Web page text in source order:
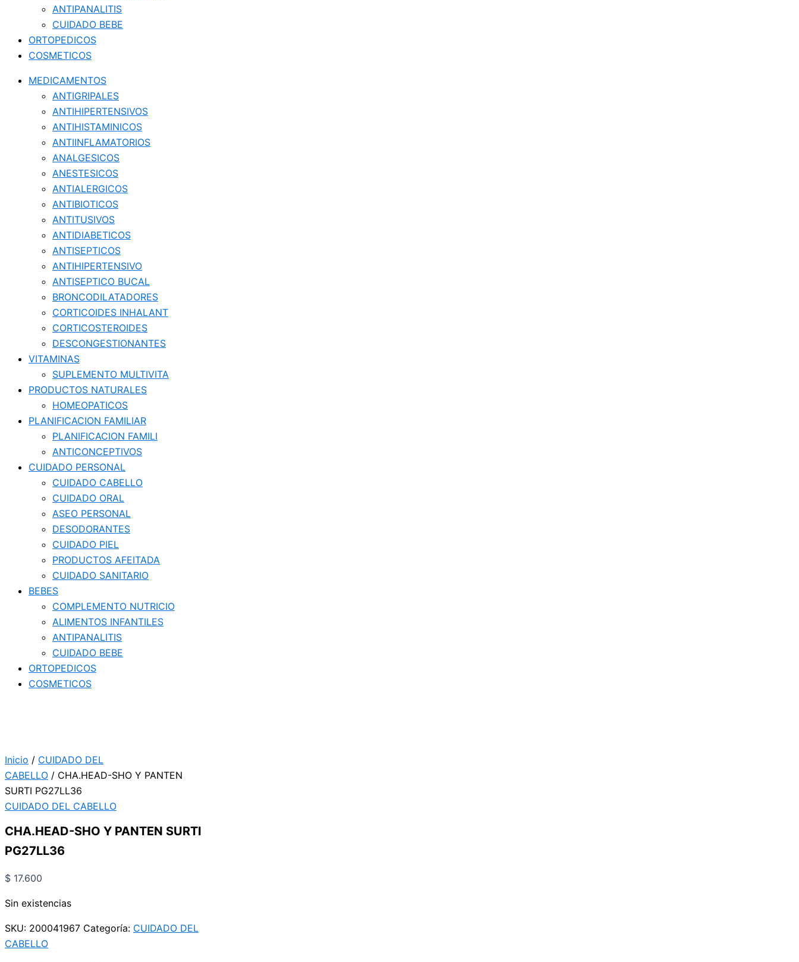
ANTIPANALITIS
CUIDADO BEBE
ORTOPEDICOS
COSMETICOS
MEDICAMENTOS
ANTIGRIPALES
ANTIHIPERTENSIVOS
ANTIHISTAMINICOS
ANTIINFLAMATORIOS
ANALGESICOS
ANESTESICOS
ANTIALERGICOS
ANTIBIOTICOS
ANTITUSIVOS
ANTIDIABETICOS
ANTISEPTICOS
ANTIHIPERTENSIVO
ANTISEPTICO BUCAL
BRONCODILATADORES
CORTICOIDES INHALANT
CORTICOSTEROIDES
DESCONGESTIONANTES
VITAMINAS
SUPLEMENTO MULTIVITA
PRODUCTOS NATURALES
HOMEOPATICOS
PLANIFICACION FAMILIAR
PLANIFICACION FAMILI
ANTICONCEPTIVOS
CUIDADO PERSONAL
CUIDADO CABELLO
CUIDADO ORAL
ASEO PERSONAL
DESODORANTES
CUIDADO PIEL
PRODUCTOS AFEITADA
CUIDADO SANITARIO
BEBES
COMPLEMENTO NUTRICIO
ALIMENTOS INFANTILES
ANTIPANALITIS
CUIDADO BEBE
ORTOPEDICOS
COSMETICOS
Inicio / CUIDADO DEL
CABELLO / CHA.HEAD-SHO Y PANTEN
SURTI PG27LL36
CUIDADO DEL CABELLO
CHA.HEAD-SHO Y PANTEN SURTI
PG27LL36
$ 17.600
Sin existencias
SKU: 200041967 Categoría: CUIDADO DEL
CABELLO